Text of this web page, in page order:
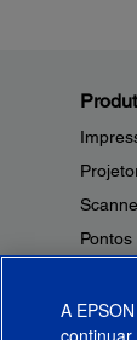
Pontos
A